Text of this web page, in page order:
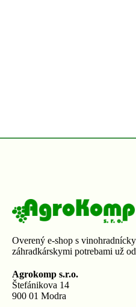
Overený e-shop s
záhradkárskymi potrebami už
Agrokomp s.r.o.
Štefánikova 14
900 01 Modra